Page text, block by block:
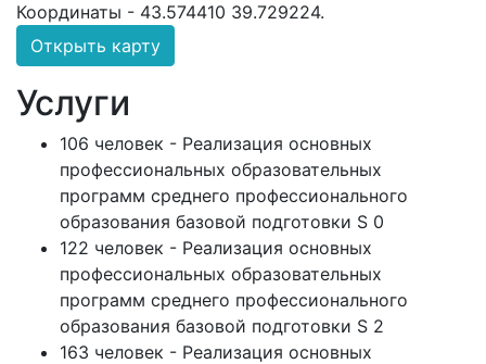
Координаты - 43.574410 39.729224.
Открыть карту
Услуги
106 человек - Реализация основных
профессиональных образовательных
программ среднего профессионального
образования базовой подготовки S 0
122 человек - Реализация основных
профессиональных образовательных
программ среднего профессионального
образования базовой подготовки S 2
163 человек - Реализация основных